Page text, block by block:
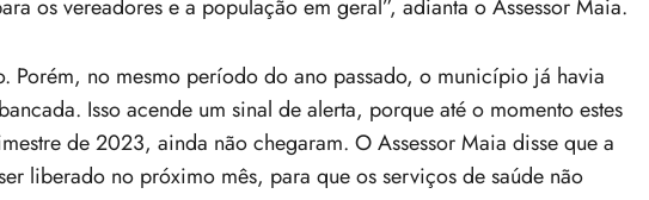
os vereadores e a população em geral”, adianta o Assessor Maia.
Porém, no mesmo período do ano passado, o município já havia
Isso acende um sinal de alerta, porque até o momento estes
de 2023, ainda não chegaram. O Assessor Maia disse que a
liberado no próximo mês, para que os serviços de saúde não